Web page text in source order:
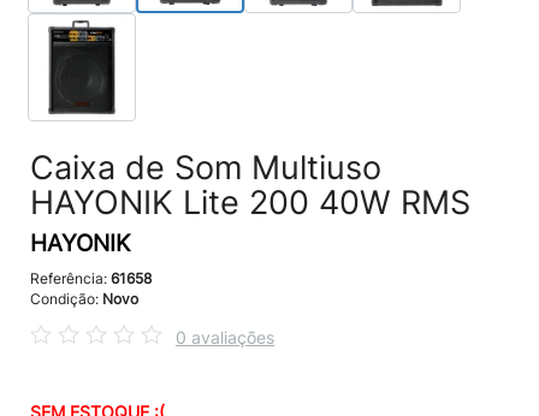
Caixa de Som Multiuso
HAYONIK Lite 200 40W RMS
HAYONIK
Referência: 61658
Condição: Novo
0 avaliações
SEM ESTOQUE :(